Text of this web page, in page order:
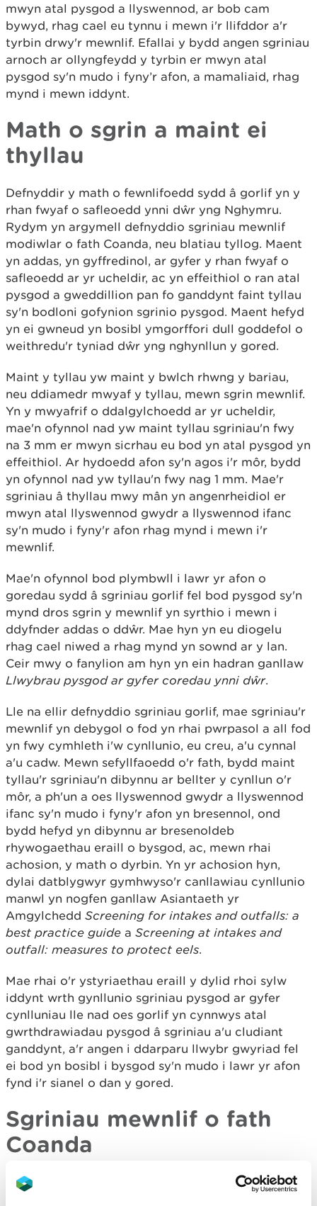
mwyn atal pysgod a llyswennod, ar bob cam
bywyd, rhag cael eu tynnu i mewn i'r llifddor a'r
tyrbin drwy'r mewnlif. Efallai y bydd angen sgriniau
arnoch ar ollyngfeydd y tyrbin er mwyn atal
pysgod sy'n mudo i fyny’r afon, a mamaliaid, rhag
mynd i mewn iddynt.
Math o sgrin a maint ei
thyllau
Defnyddir y math o fewnlifoedd sydd â gorlif yn y
rhan fwyaf o safleoedd ynni dŵr yng Nghymru.
Rydym yn argymell defnyddio sgriniau mewnlif
modiwlar o fath Coanda, neu blatiau tyllog. Maent
yn addas, yn gyffredinol, ar gyfer y rhan fwyaf o
safleoedd ar yr ucheldir, ac yn effeithiol o ran atal
pysgod a gweddillion pan fo ganddynt faint tyllau
sy'n bodloni gofynion sgrinio pysgod. Maent hefyd
yn ei gwneud yn bosibl ymgorffori dull goddefol o
weithredu'r tyniad dŵr yng nghynllun y gored.
Maint y tyllau yw maint y bwlch rhwng y bariau,
neu ddiamedr mwyaf y tyllau, mewn sgrin mewnlif.
Yn y mwyafrif o ddalgylchoedd ar yr ucheldir,
mae'n ofynnol nad yw maint tyllau sgriniau'n fwy
na 3 mm er mwyn sicrhau eu bod yn atal pysgod yn
effeithiol. Ar hydoedd afon sy'n agos i'r môr, bydd
yn ofynnol nad yw tyllau'n fwy nag 1 mm. Mae'r
sgriniau â thyllau mwy mân yn angenrheidiol er
mwyn atal llyswennod gwydr a llyswennod ifanc
sy'n mudo i fyny'r afon rhag mynd i mewn i'r
mewnlif.
Mae'n ofynnol bod plymbwll i lawr yr afon o
goredau sydd â sgriniau gorlif fel bod pysgod sy'n
mynd dros sgrin y mewnlif yn syrthio i mewn i
ddyfnder addas o ddŵr. Mae hyn yn eu diogelu
rhag cael niwed a rhag mynd yn sownd ar y lan.
Ceir mwy o fanylion am hyn yn ein hadran ganllaw
Llwybrau pysgod ar gyfer coredau ynni dŵr.
Lle na ellir defnyddio sgriniau gorlif, mae sgriniau'r
mewnlif yn debygol o fod yn rhai pwrpasol a all fod
yn fwy cymhleth i'w cynllunio, eu creu, a'u cynnal
a'u cadw. Mewn sefyllfaoedd o'r fath, bydd maint
tyllau'r sgriniau'n dibynnu ar bellter y cynllun o'r
môr, a ph'un a oes llyswennod gwydr a llyswennod
ifanc sy'n mudo i fyny'r afon yn bresennol, ond
bydd hefyd yn dibynnu ar bresenoldeb
rhywogaethau eraill o bysgod, ac, mewn rhai
achosion, y math o dyrbin. Yn yr achosion hyn,
dylai datblygwyr gymhwyso'r canllawiau cynllunio
manwl yn nogfen ganllaw Asiantaeth yr
Amgylchedd Screening for intakes and outfalls: a
best practice guide a Screening at intakes and
outfall: measures to protect eels.
Mae rhai o'r ystyriaethau eraill y dylid rhoi sylw
iddynt wrth gynllunio sgriniau pysgod ar gyfer
cynlluniau lle nad oes gorlif yn cynnwys atal
gwrthdrawiadau pysgod â sgriniau a'u cludiant
ganddynt, a'r angen i ddarparu llwybr gwyriad fel
ei bod yn bosibl i bysgod sy'n mudo i lawr yr afon
fynd i'r sianel o dan y gored.
Sgriniau mewnlif o fath
Coanda
Mae'r term Coanda yn cyfeirio at allu hylif i lynu